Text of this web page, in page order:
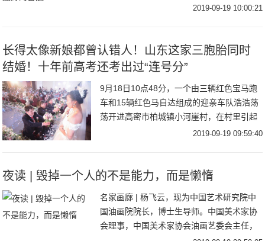
更加彰显运动的车型——宝马3系GT。为什
2019-09-19 10:00:21
长得太像新娘都曾认错人！山东这家三胞胎同时
结婚！十年前高考还考出过“连号分”
9月18日10点48分，一个由三辆红色宝马跑
车和15辆红色马自达组成的迎亲车队浩浩荡
荡开进高密市柏城镇小河崖村，在村里引起
一番沸腾。这是谁家的孩子结婚？竟然搞了
2019-09-19 09:59:40
夜读 | 毁掉一个人的不是能力，而是懒惰
名家画廊 | 杨飞云，现为中国艺术研究院中
国油画院院长，博士生导师。中国美术家协
会理事，中国美术家协会油画艺委会主任，